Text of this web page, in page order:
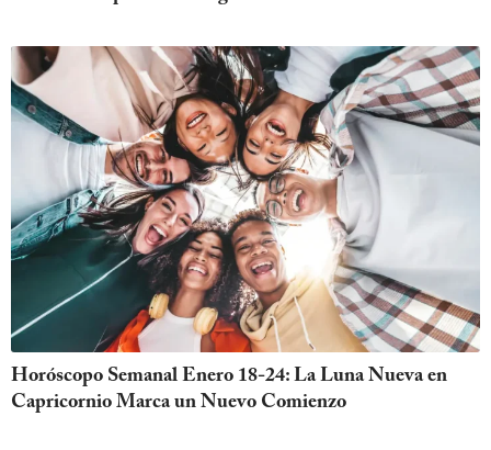
Horóscopo Semanal Enero 18-24: La Luna Nueva en
Capricornio Marca un Nuevo Comienzo